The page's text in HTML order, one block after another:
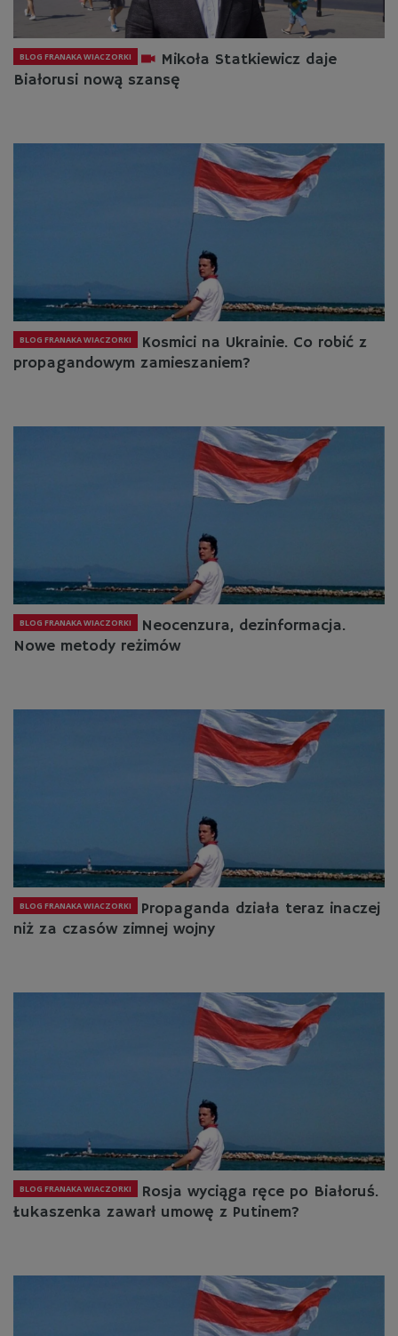
BLOG FRANAKA WIACZORKI
Mikoła Statkiewicz daje
Białorusi nową szansę
BLOG FRANAKA WIACZORKI
Kosmici na Ukrainie. Co robić z
propagandowym zamieszaniem?
BLOG FRANAKA WIACZORKI
Neocenzura, dezinformacja.
Nowe metody reżimów
BLOG FRANAKA WIACZORKI
Propaganda działa teraz inaczej
niż za czasów zimnej wojny
BLOG FRANAKA WIACZORKI
Rosja wyciąga ręce po Białoruś.
Łukaszenka zawarł umowę z Putinem?